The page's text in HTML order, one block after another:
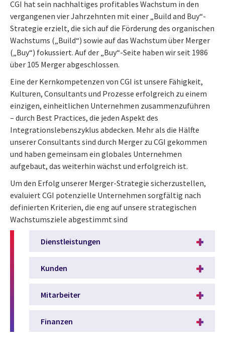
CGI hat sein nachhaltiges profitables Wachstum in den
vergangenen vier Jahrzehnten mit einer „Build and Buy“-
Strategie erzielt, die sich auf die Förderung des organischen
Wachstums („Build“) sowie auf das Wachstum über Merger
(„Buy“) fokussiert. Auf der „Buy“-Seite haben wir seit 1986
über 105 Merger abgeschlossen.
Eine der Kernkompetenzen von CGI ist unsere Fähigkeit,
Kulturen, Consultants und Prozesse erfolgreich zu einem
einzigen, einheitlichen Unternehmen zusammenzuführen
– durch Best Practices, die jeden Aspekt des
Integrationslebenszyklus abdecken. Mehr als die Hälfte
unserer Consultants sind durch Merger zu CGI gekommen
und haben gemeinsam ein globales Unternehmen
aufgebaut, das weiterhin wächst und erfolgreich ist.
Um den Erfolg unserer Merger-Strategie sicherzustellen,
evaluiert CGI potenzielle Unternehmen sorgfältig nach
definierten Kriterien, die eng auf unsere strategischen
Wachstumsziele abgestimmt sind
Dienstleistungen
Kunden
Mitarbeiter
Finanzen